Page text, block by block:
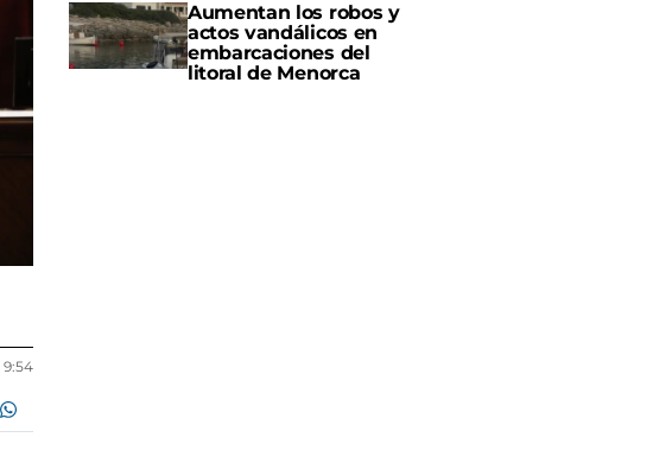
9:54
Aumentan los robos y
actos vandálicos en
embarcaciones del
litoral de Menorca